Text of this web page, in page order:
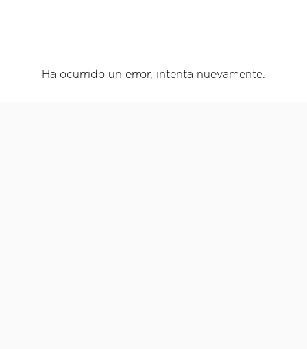
Ha ocurrido un error, intenta nuevamente.